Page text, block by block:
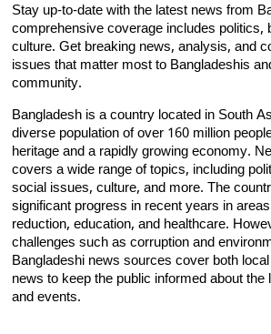
Stay up-to-date with the latest news from
comprehensive coverage includes politics,
culture. Get breaking news, analysis, and
issues that matter most to Bangladeshis
community.
Bangladesh is a country located in South
diverse population of over 160 million
heritage and a rapidly growing economy.
covers a wide range of topics, including
social issues, culture, and more. The
significant progress in recent years in
reduction, education, and healthcare.
challenges such as corruption and
Bangladeshi news sources cover both
news to keep the public informed about the
and events.